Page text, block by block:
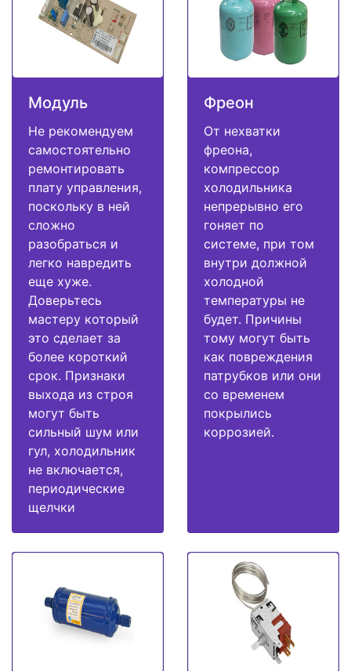
Модуль
Не рекомендуем
самостоятельно
ремонтировать
плату управления,
поскольку в ней
сложно
разобраться и
легко навредить
еще хуже.
Доверьтесь
мастеру который
это сделает за
более короткий
срок. Признаки
выхода из строя
могут быть
сильный шум или
гул, холодильник
не включается,
периодические
щелчки
Фреон
От нехватки
фреона,
компрессор
холодильника
непрерывно его
гоняет по
системе, при том
внутри должной
холодной
температуры не
будет. Причины
тому могут быть
как повреждения
патрубков или они
со временем
покрылись
коррозией.